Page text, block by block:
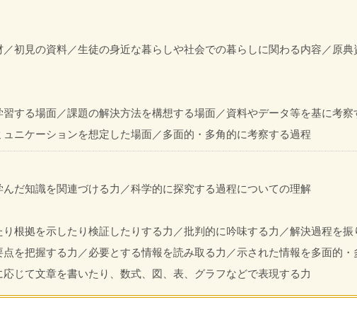
初見の資料／生徒の身近な暮らしや社会での暮らしに関わる内容／原典
する場面／課題の解決方法を構想する場面／資料やデータ等を基に考察
ニケーションを想定した場面／多面的・多角的に考察する過程
だ知識を関連づける力／科学的に探究する過程についての理解
根拠を示したり検証したりする力／批判的に吟味する力／解決過程を振
を把握する力／必要とする情報を読み取る力／示された情報を多面的・
じて文章を書いたり、数式、図、表、グラフなどで表現する力